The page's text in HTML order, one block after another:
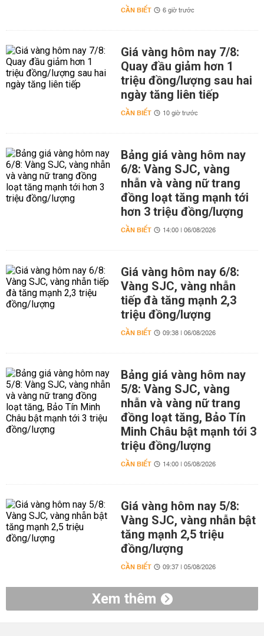
CẦN BIẾT 6 giờ trước
Giá vàng hôm nay 7/8:
Quay đầu giảm hơn 1
triệu đồng/lượng sau hai
ngày tăng liên tiếp
CẦN BIẾT 10 giờ trước
Bảng giá vàng hôm nay
6/8: Vàng SJC, vàng
nhẫn và vàng nữ trang
đồng loạt tăng mạnh tới
hơn 3 triệu đồng/lượng
CẦN BIẾT 14:00 | 06/08/2026
Giá vàng hôm nay 6/8:
Vàng SJC, vàng nhẫn
tiếp đà tăng mạnh 2,3
triệu đồng/lượng
CẦN BIẾT 09:38 | 06/08/2026
Bảng giá vàng hôm nay
5/8: Vàng SJC, vàng
nhẫn và vàng nữ trang
đồng loạt tăng, Bảo Tín
Minh Châu bật mạnh tới 3
triệu đồng/lượng
CẦN BIẾT 14:00 | 05/08/2026
Giá vàng hôm nay 5/8:
Vàng SJC, vàng nhẫn bật
tăng mạnh 2,5 triệu
đồng/lượng
CẦN BIẾT 09:37 | 05/08/2026
Xem thêm